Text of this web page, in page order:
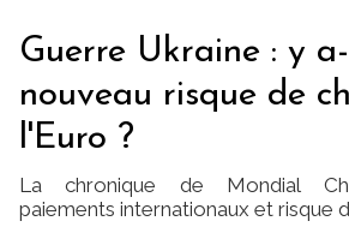
Guerre Ukraine : y
nouveau risque de
l'Euro ?
La chronique de Mondial
paiements internationaux et risque